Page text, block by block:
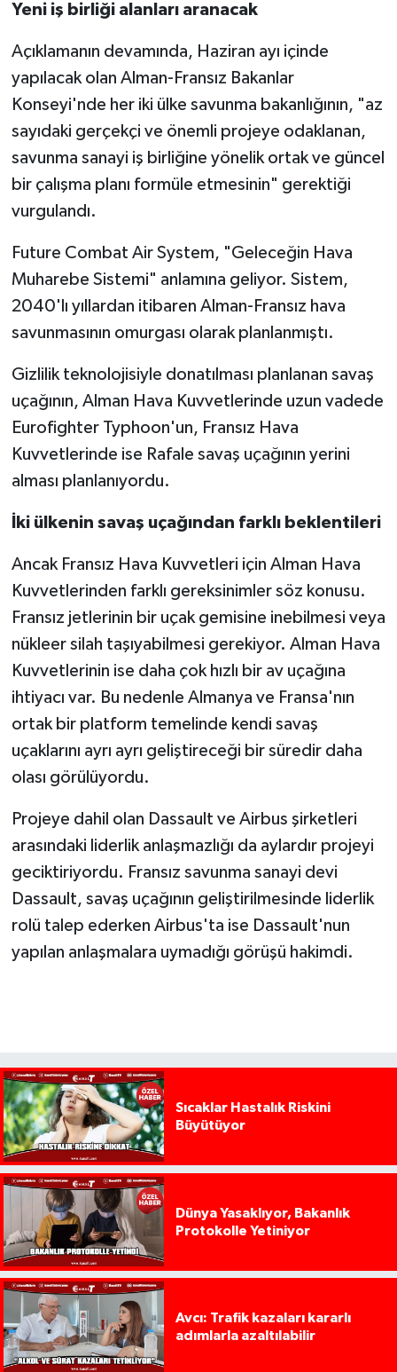
Yeni iş birliği alanları aranacak
Açıklamanın devamında, Haziran ayı içinde
yapılacak olan Alman-Fransız Bakanlar
Konseyi'nde her iki ülke savunma bakanlığının, "az
sayıdaki gerçekçi ve önemli projeye odaklanan,
savunma sanayi iş birliğine yönelik ortak ve güncel
bir çalışma planı formüle etmesinin" gerektiği
vurgulandı.
Future Combat Air System, "Geleceğin Hava
Muharebe Sistemi" anlamına geliyor. Sistem,
2040'lı yıllardan itibaren Alman-Fransız hava
savunmasının omurgası olarak planlanmıştı.
Gizlilik teknolojisiyle donatılması planlanan savaş
uçağının, Alman Hava Kuvvetlerinde uzun vadede
Eurofighter Typhoon'un, Fransız Hava
Kuvvetlerinde ise Rafale savaş uçağının yerini
alması planlanıyordu.
İki ülkenin savaş uçağından farklı beklentileri
Ancak Fransız Hava Kuvvetleri için Alman Hava
Kuvvetlerinden farklı gereksinimler söz konusu.
Fransız jetlerinin bir uçak gemisine inebilmesi veya
nükleer silah taşıyabilmesi gerekiyor. Alman Hava
Kuvvetlerinin ise daha çok hızlı bir av uçağına
ihtiyacı var. Bu nedenle Almanya ve Fransa'nın
ortak bir platform temelinde kendi savaş
uçaklarını ayrı ayrı geliştireceği bir süredir daha
olası görülüyordu.
Projeye dahil olan Dassault ve Airbus şirketleri
arasındaki liderlik anlaşmazlığı da aylardır projeyi
geciktiriyordu. Fransız savunma sanayi devi
Dassault, savaş uçağının geliştirilmesinde liderlik
rolü talep ederken Airbus'ta ise Dassault'nun
yapılan anlaşmalara uymadığı görüşü hakimdi.
Sıcaklar Hastalık Riskini
Büyütüyor
Dünya Yasaklıyor, Bakanlık
Protokolle Yetiniyor
Avcı: Trafik kazaları kararlı
adımlarla azaltılabilir